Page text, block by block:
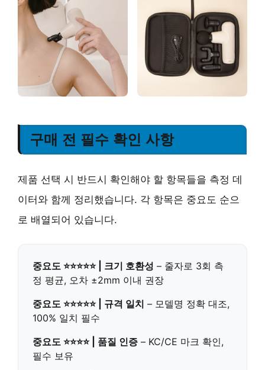
구매 전 필수 확인 사항
제품 선택 시 반드시 확인해야 할 항목들을 측정 데
이터와 함께 정리했습니다. 각 항목은 중요도 순으
로 배열되어 있습니다.
중요도 ⭐⭐⭐⭐⭐ | 크기 호환성 – 줄자로 3회 측
정 평균, 오차 ±2mm 이내 권장
중요도 ⭐⭐⭐⭐⭐ | 규격 일치 – 모델명 정확 대조,
100% 일치 필수
중요도 ⭐⭐⭐⭐ | 품질 인증 – KC/CE 마크 확인,
필수 보유